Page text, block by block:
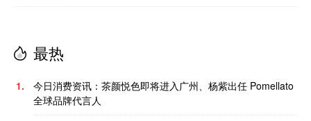
最热
1.
今日消费资讯：茶颜悦色即将进入广州、杨紫出任 Pomellato
全球品牌代言人